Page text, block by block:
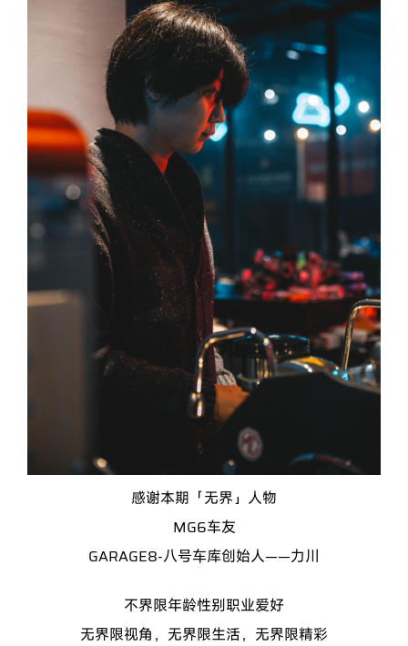
感谢本期「无界」人物
MG6车友
GARAGE8-八号⻋库创始人——力川
不界限年龄性别职业爱好
无界限视角，无界限生活，无界限精彩